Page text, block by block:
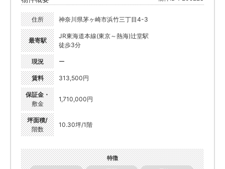
住所 神奈川県茅ヶ崎市浜竹三丁目4-3
最寄駅
JR東海道本線(東京～熱海)辻堂駅
徒歩3分
現況 ー
賃料 313,500円
保証金・
敷金
1,710,000円
坪面積/
階数
10.30坪/1階
特徴